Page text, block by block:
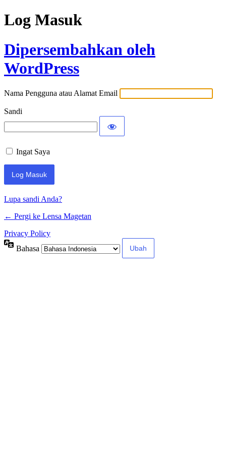
Log Masuk
Dipersembahkan oleh
WordPress
Nama Pengguna atau Alamat Email
Sandi
Ingat Saya
Lupa sandi Anda?
← Pergi ke Lensa Magetan
Privacy Policy
Bahasa